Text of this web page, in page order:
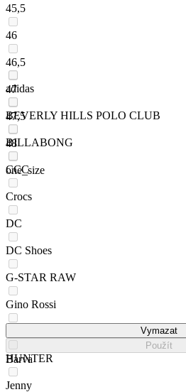
45,5
46
46,5
47
47,5
48
one_size
adidas
BEVERLY HILLS POLO CLUB
BILLABONG
CCC
Crocs
DC
DC Shoes
G-STAR RAW
Gino Rossi
HUNTER
Jenny
Vymazat
Použít
Barva